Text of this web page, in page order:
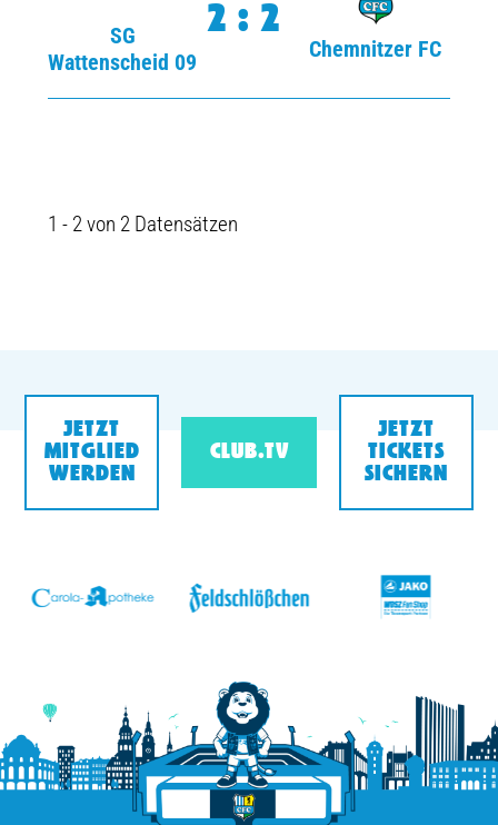
SG
Wattenscheid 09
2:2
Chemnitzer FC
1 - 2 von 2 Datensätzen
JETZT
MITGLIED
WERDEN
CLUB.TV
JETZT
TICKETS
SICHERN